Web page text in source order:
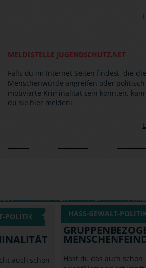
MELDESTELLE JUGENDSCHUTZ.NET
Falls du im Internet Seiten findest, die die
Menschenwürde angreifen oder politisch
motivierte Kriminalität sein könnten,
du sie hier melden!
POLITIK
auch schon
HASS-GEWALT-
Hast du das auch schon